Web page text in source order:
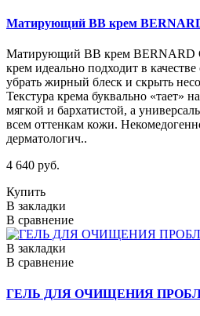
Матирующий ВВ крем
Матирующий ВВ крем BERNARD
крем идеально подходит в
убрать жирный блеск и скрыть
Текстура крема буквально «тает»
мягкой и бархатистой, а
всем оттенкам кожи.
дерматологич..
4 640 руб.
Купить
В закладки
В сравнение
В закладки
В сравнение
ГЕЛЬ ДЛЯ ОЧИЩЕНИЯ